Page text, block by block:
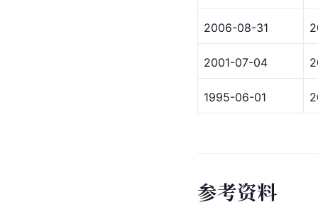
2006-08-31
2001-07-04
1995-06-01
参考资料